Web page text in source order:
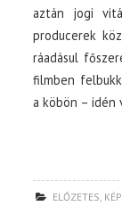
aztán jogi
producerek
ráadásul
filmben
a köbön – idén
ELŐZETES